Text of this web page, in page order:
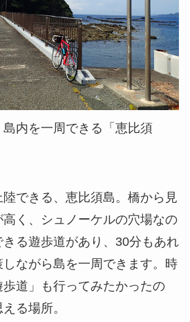
内を一周できる「恵比須
できる、恵比須島。橋から見
く、シュノーケルの穴場なの
る遊歩道があり、30分もあれ
ながら島を一周できます。時
道」も行ってみたかったの
る場所。